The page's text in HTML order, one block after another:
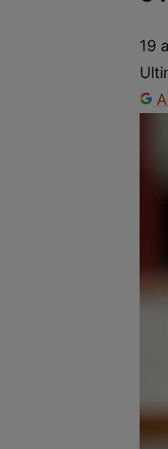
Dezvoltare personală19